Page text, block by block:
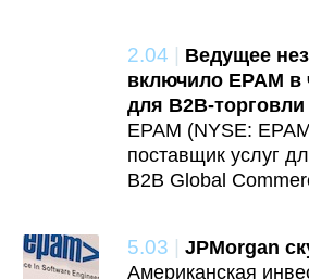
2.04 | Ведущее
включило EPAM
для B2B-торговли
EPAM (NYSE:
поставщик услуг
B2B Global
5.03 | JPMorgan
Американская